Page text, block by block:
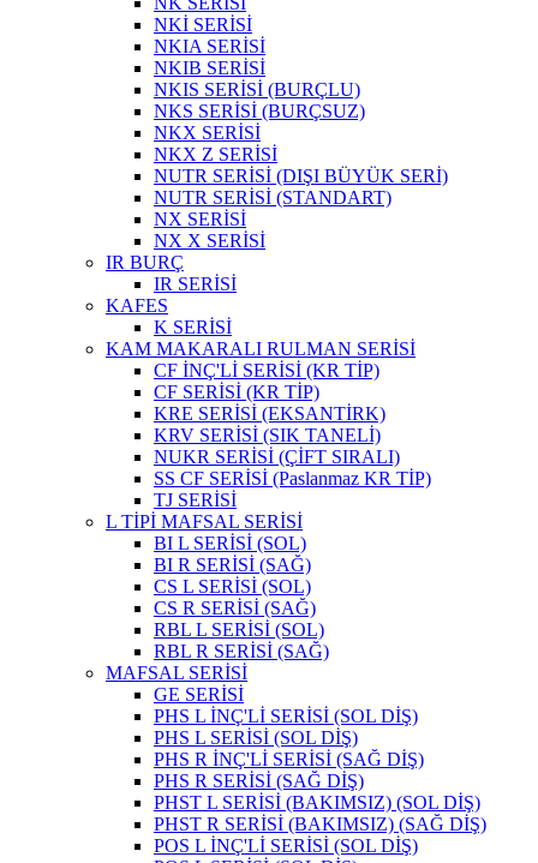
NKİ SERİSİ
NKIA SERİSİ
NKIB SERİSİ
NKIS SERİSİ (BURÇLU)
NKS SERİSİ (BURÇSUZ)
NKX SERİSİ
NKX Z SERİSİ
NUTR SERİSİ (DIŞI BÜYÜK SERİ)
NUTR SERİSİ (STANDART)
NX SERİSİ
NX X SERİSİ
IR BURÇ
IR SERİSİ
KAFES
K SERİSİ
KAM MAKARALI RULMAN SERİSİ
CF İNÇ'Lİ SERİSİ (KR TİP)
CF SERİSİ (KR TİP)
KRE SERİSİ (EKSANTİRK)
KRV SERİSİ (SIK TANELİ)
NUKR SERİSİ (ÇİFT SIRALI)
SS CF SERİSİ (Paslanmaz KR TİP)
TJ SERİSİ
L TİPİ MAFSAL SERİSİ
BI L SERİSİ (SOL)
BI R SERİSİ (SAĞ)
CS L SERİSİ (SOL)
CS R SERİSİ (SAĞ)
RBL L SERİSİ (SOL)
RBL R SERİSİ (SAĞ)
MAFSAL SERİSİ
GE SERİSİ
PHS L İNÇ'Lİ SERİSİ (SOL DİŞ)
PHS L SERİSİ (SOL DİŞ)
PHS R İNÇ'Lİ SERİSİ (SAĞ DİŞ)
PHS R SERİSİ (SAĞ DİŞ)
PHST L SERİSİ (BAKIMSIZ) (SOL DİŞ)
PHST R SERİSİ (BAKIMSIZ) (SAĞ DİŞ)
POS L İNÇ'Lİ SERİSİ (SOL DİŞ)